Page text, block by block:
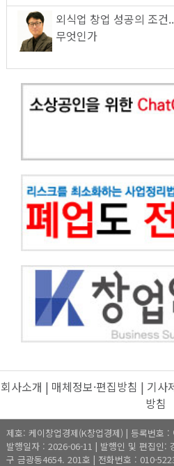
외식업 창업 성공의 조건
무엇인가
회사소개 | 매체정보·편집방침 | 기사
방침
제호: 케이창업경제(K창업경제) | 등록번호
발행일자 : 2026-06-11 | 발행인 및 편집인:
구 금광동4654. 201호 | 전화번호 : 010-